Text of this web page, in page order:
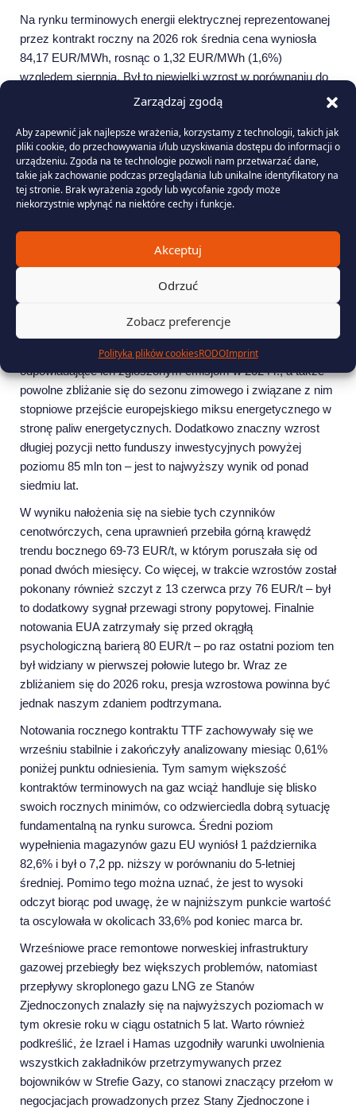
Zarządzaj zgodą
Aby zapewnić jak najlepsze wrażenia, korzystamy z technologii, takich jak
pliki cookie, do przechowywania i/lub uzyskiwania dostępu do informacji o
urządzeniu. Zgoda na te technologie pozwoli nam przetwarzać dane,
takie jak zachowanie podczas przeglądania lub unikalne identyfikatory na
tej stronie. Brak wyrażenia zgody lub wycofanie zgody może
niekorzystnie wpłynąć na niektóre cechy i funkcje.
Akceptuj
Odrzuć
Zobacz preferencje
Polityka plików cookiesRODOImprint
Na rynku terminowych energii elektrycznej reprezentowanej
przez kontrakt roczny na 2026 rok średnia cena wyniosła
84,17 EUR/MWh, rosnąc o 1,32 EUR/MWh (1,6%)
względem sierpnia. Był to niewielki wzrost w porównaniu do
aprecjacji notowań uprawnień do emisji dwutlenku węgla,
Jednocześnie kontrakty roczne były po części pod wpływem
spadających cen surowców energetycznych – gazu oraz
węgla – które zakończyły wrzesień poniżej punktu
odniesienia. W efekcie aż osiem krajów (o trzy więcej
względem sierpnia), w tym Polska, rozliczyło się powyżej
okrągłej bariery 100 EUR/MWh.
Uprawnienia do emisji CO2 były w minionym miesiącu
energetycznym, zyskując 3,74% m/m. Na wzrost cen EUA
wpływały m.in. zintensyfikowane zakupy wynikające z
zobowiązań przed terminem 30 września, w którym
przedsiębiorstwa musiały umorzyć uprawnienia
odpowiadające ich zgłoszonym emisjom w 2024 r., a także
powolne zbliżanie się do sezonu zimowego i związane z nim
stopniowe przejście europejskiego miksu energetycznego w
stronę paliw energetycznych. Dodatkowo znaczny wzrost
długiej pozycji netto funduszy inwestycyjnych powyżej
poziomu 85 mln ton – jest to najwyższy wynik od ponad
siedmiu lat.
W wyniku nałożenia się na siebie tych czynników
cenotwórczych, cena uprawnień przebiła górną krawędź
trendu bocznego 69-73 EUR/t, w którym poruszała się od
ponad dwóch miesięcy. Co więcej, w trakcie wzrostów został
pokonany również szczyt z 13 czerwca przy 76 EUR/t – był
to dodatkowy sygnał przewagi strony popytowej. Finalnie
notowania EUA zatrzymały się przed okrągłą
psychologiczną barierą 80 EUR/t – po raz ostatni poziom ten
był widziany w pierwszej połowie lutego br. Wraz ze
zbliżaniem się do 2026 roku, presja wzrostowa powinna być
jednak naszym zdaniem podtrzymana.
Notowania rocznego kontraktu TTF zachowywały się we
wrześniu stabilnie i zakończyły analizowany miesiąc 0,61%
poniżej punktu odniesienia. Tym samym większość
kontraktów terminowych na gaz wciąż handluje się blisko
swoich rocznych minimów, co odzwierciedla dobrą sytuację
fundamentalną na rynku surowca. Średni poziom
wypełnienia magazynów gazu EU wyniósł 1 października
82,6% i był o 7,2 pp. niższy w porównaniu do 5-letniej
średniej. Pomimo tego można uznać, że jest to wysoki
odczyt biorąc pod uwagę, że w najniższym punkcie wartość
ta oscylowała w okolicach 33,6% pod koniec marca br.
Wrześniowe prace remontowe norweskiej infrastruktury
gazowej przebiegły bez większych problemów, natomiast
przepływy skroplonego gazu LNG ze Stanów
Zjednoczonych znalazły się na najwyższych poziomach w
tym okresie roku w ciągu ostatnich 5 lat. Warto również
podkreślić, że Izrael i Hamas uzgodniły warunki uwolnienia
wszystkich zakładników przetrzymywanych przez
bojowników w Strefie Gazy, co stanowi znaczący przełom w
negocjacjach prowadzonych przez Stany Zjednoczone i